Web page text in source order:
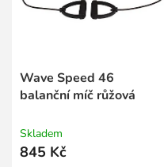
Wave Speed 46
balanční míč růžová
Skladem
845 Kč